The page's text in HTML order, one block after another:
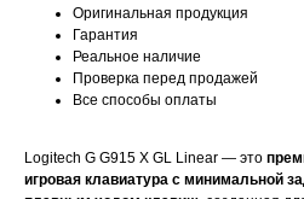
Оригинальная продукция
Гарантия
Реальное наличие
Проверка перед продажей
Все способы оплаты
Logitech G G915 X GL Linear — это
игровая клавиатура с минимальной